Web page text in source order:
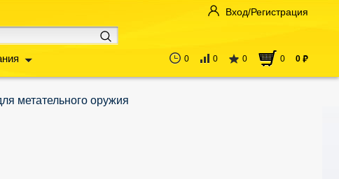
Вход/Регистрация
0 0 0 0 0 руб
метательного оружия